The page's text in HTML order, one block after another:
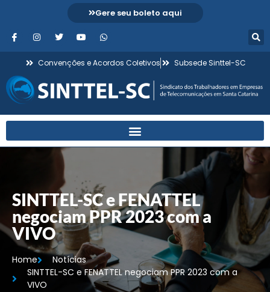
Gere seu boleto aqui
Convenções e Acordos Coletivos Subsede Sinttel-SC
SINTTEL-SC e FENATTEL
negociam PPR 2023 com a
VIVO
Home
Notícias
SINTTEL-SC e FENATTEL negociam PPR 2023 com a
VIVO